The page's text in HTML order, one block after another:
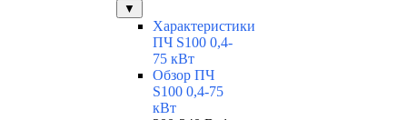
▼
Характеристики
ПЧ S100 0,4-
75 кВт
Обзор ПЧ
S100 0,4-75
кВт